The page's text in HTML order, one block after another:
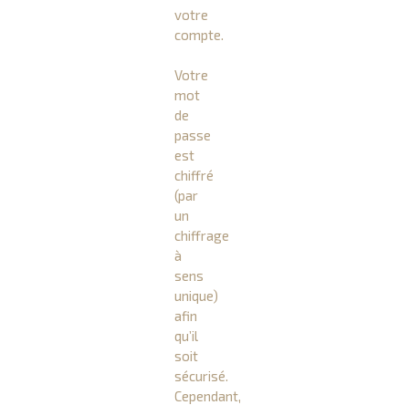
votre
compte.
Votre
mot
de
passe
est
chiffré
(par
un
chiffrage
à
sens
unique)
afin
qu’il
soit
sécurisé.
Cependant,